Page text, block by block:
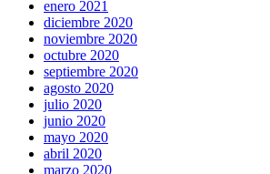
enero 2021
diciembre 2020
noviembre 2020
octubre 2020
septiembre 2020
agosto 2020
julio 2020
junio 2020
mayo 2020
abril 2020
marzo 2020